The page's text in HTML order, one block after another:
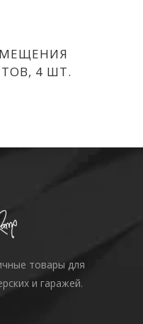
4 ШТ.
товары для
и гаражей.